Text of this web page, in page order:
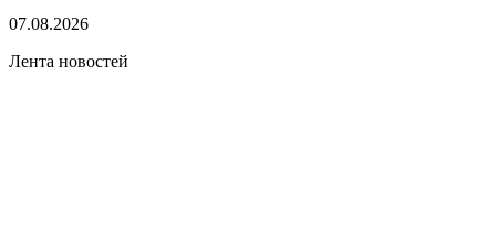
07.08.2026
Лента новостей